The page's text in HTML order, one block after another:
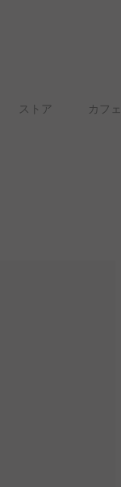
ストア カフェ